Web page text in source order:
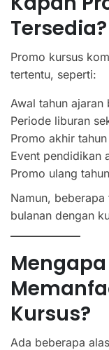
Tersedia?
Promo kursus
tertentu, seperti:
Awal tahun ajaran
Periode liburan
Promo akhir tahun
Event pendidikan
Promo ulang
Namun,
bulanan dengan
Kursus?
Ada beberapa